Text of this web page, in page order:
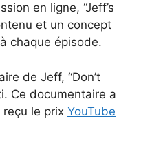
en ligne, “Jeff’s
et un concept
chaque épisode.
de Jeff, “Don’t
Ce documentaire a
le prix YouTube